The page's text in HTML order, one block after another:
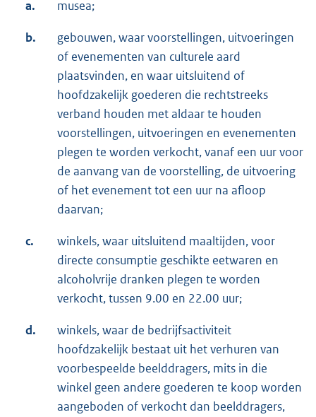
a. musea;
b.
gebouwen, waar voorstellingen, uitvoeringen
of evenementen van culturele aard
plaatsvinden, en waar uitsluitend of
hoofdzakelijk goederen die rechtstreeks
verband houden met aldaar te houden
voorstellingen, uitvoeringen en evenementen
plegen te worden verkocht, vanaf een uur voor
de aanvang van de voorstelling, de uitvoering
of het evenement tot een uur na afloop
daarvan;
c.
winkels, waar uitsluitend maaltijden, voor
directe consumptie geschikte eetwaren en
alcoholvrije dranken plegen te worden
verkocht, tussen 9.00 en 22.00 uur;
d.
winkels, waar de bedrijfsactiviteit
hoofdzakelijk bestaat uit het verhuren van
voorbespeelde beelddragers, mits in die
winkel geen andere goederen te koop worden
aangeboden of verkocht dan beelddragers,